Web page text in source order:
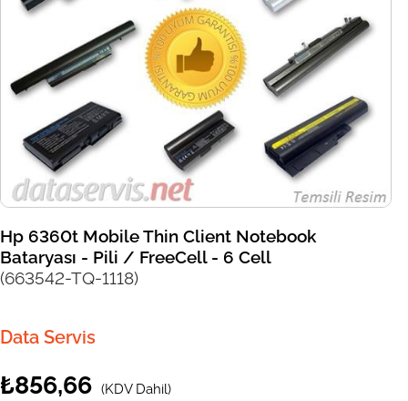
Hp 6360t Mobile Thin Client Notebook
Bataryası - Pili / FreeCell - 6 Cell
(663542-TQ-1118)
Data Servis
₺856,66 (KDV Dahil)